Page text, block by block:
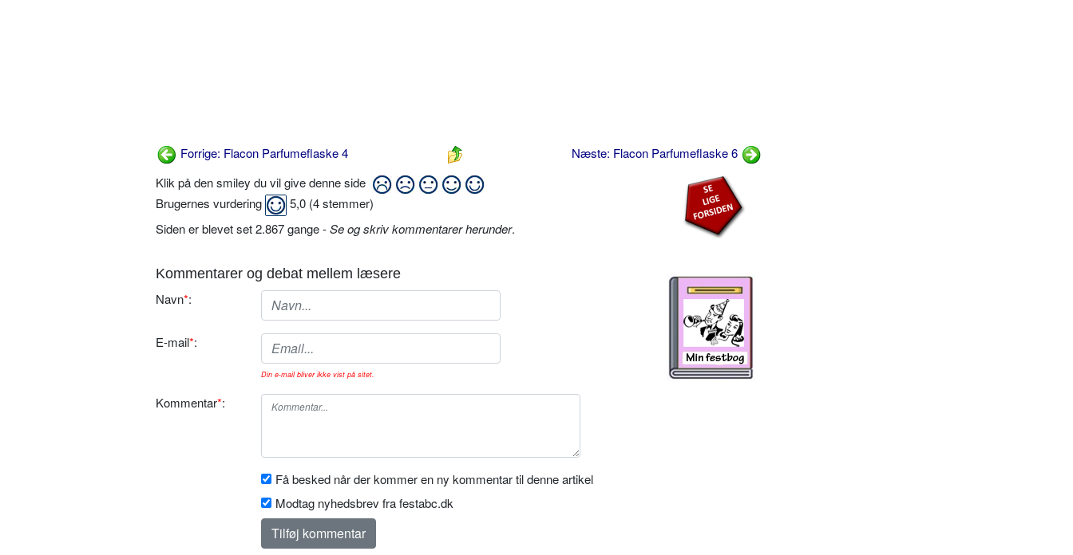
Forrige: Flacon Parfumeflaske 4
Næste: Flacon Parfumeflaske 6
Klik på den smiley du vil give denne side
Brugernes vurdering
5,0 (4stemmer)
Siden er blevet set 2.867 gange -Se og skriv kommentarer herunder.
Kommentarer og debat mellem læsere
Navn*:
E-mail*:
Din e-mail bliver ikke vist på sitet.
Kommentar*:
Få besked når der kommer en ny kommentar til denne artikel
Modtag nyhedsbrev fra festabc.dk